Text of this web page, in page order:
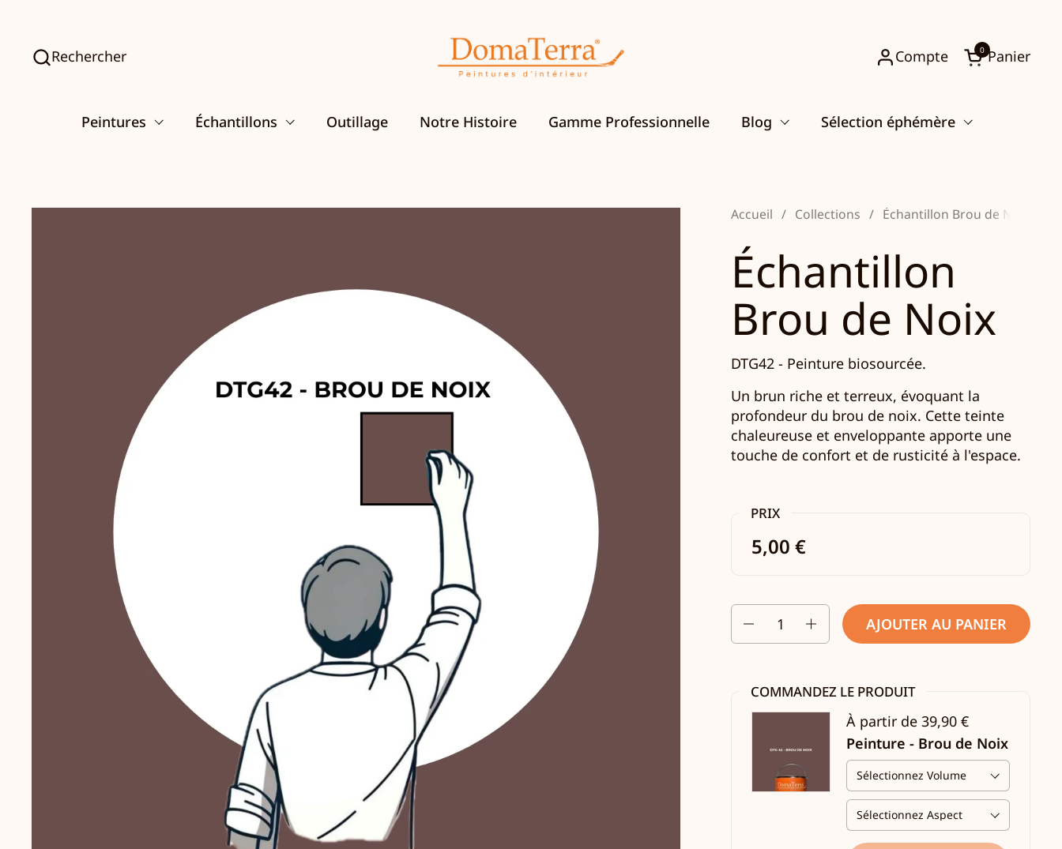
Rechercher Compte
Ouvrir le
Panier
0
Peintures Échantillons Outillage Notre Histoire Gamme Professionnelle Blog Sélection éphémère
Accueil / Collections / Échantillon Brou de Noix
Échantillon
Brou de Noix
DTG42 - Peinture biosourcée.
Un brun riche et terreux, évoquant la
profondeur du brou de noix. Cette teinte
chaleureuse et enveloppante apporte une
touche de confort et de rusticité à l'espace.
PRIX
5,00 €
Quantité AJOUTER AU PANIER
COMMANDEZ LE PRODUIT
À partir de 39,90 €
Peinture - Brou de Noix